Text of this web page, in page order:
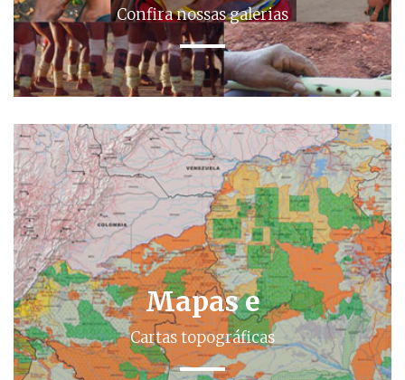
Confira nossas galerias
Mapas e
Cartas topográficas